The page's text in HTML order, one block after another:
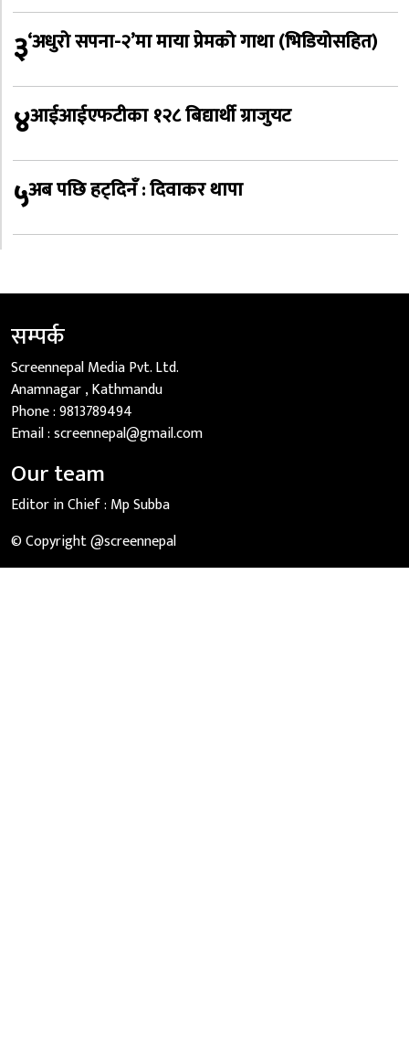
३‘अधुरो सपना-२’मा माया प्रेमको गाथा (भिडियोसहित)
४आईआईएफटीका १२८ बिद्यार्थी ग्राजुयट
५अब पछि हट्दिनँ : दिवाकर थापा
सम्पर्क
Screennepal Media Pvt. Ltd.
Anamnagar , Kathmandu
Phone :9813789494
Email :screennepal@gmail.com
Our team
Editor in Chief : Mp Subba
© Copyright @screennepal